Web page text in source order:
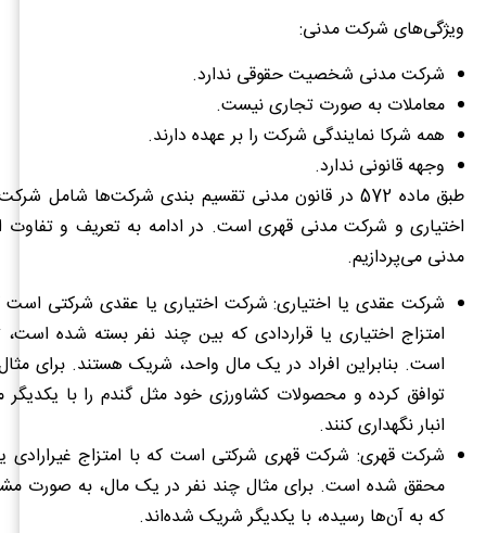
ویژگی‌های شرکت مدنی:
شرکت مدنی شخصیت حقوقی ندارد.
معاملات به صورت تجاری نیست.
همه شرکا نمایندگی شرکت را بر عهده دارند.
وجهه قانونی ندارد.
طبق ماده 572 در قانون مدنی تقسیم بندی شرکت‌ها شامل
اختیاری و شرکت مدنی قهری است. در ادامه به تعریف و تفاوت
مدنی می‌پردازیم.
شرکت عقدی یا اختیاری: شرکت اختیاری یا عقدی شرکتی است
امتزاج اختیاری یا قراردادی که بین چند نفر بسته شده
است. بنابراین افراد در یک مال واحد، شریک هستند. برای مثال
توافق کرده و محصولات کشاورزی خود مثل گندم را با
انبار نگهداری کنند.
شرکت قهری: شرکت قهری شرکتی است که با امتزاج غیرارادی
محقق شده است. برای مثال چند نفر در یک مال، به صورت
که به آن‌ها رسیده، با یکدیگر شریک شده‌اند.